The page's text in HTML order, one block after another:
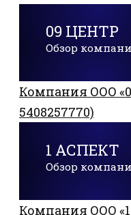
09 ЦЕНТР
Обзор
Компания ООО
5408257770)
1 АСПЕКТ
Обзор
Компания ООО